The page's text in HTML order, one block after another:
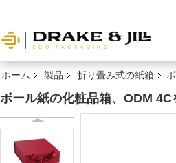
ホーム 製品 折り畳み式の紙箱
ボール紙の化粧品箱、ODM